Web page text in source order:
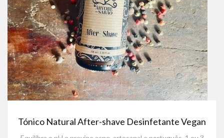
Tónico Natural After-shave Desinfetante Vegan